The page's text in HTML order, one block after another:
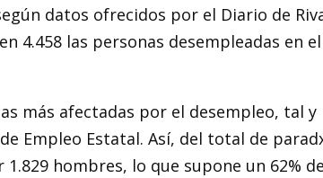
datos ofrecidos por el Diario de
4.458 las personas desempleadas en el
más afectadas por el desempleo, tal y
Empleo Estatal. Así, del total de
hombres, lo que supone un 62%